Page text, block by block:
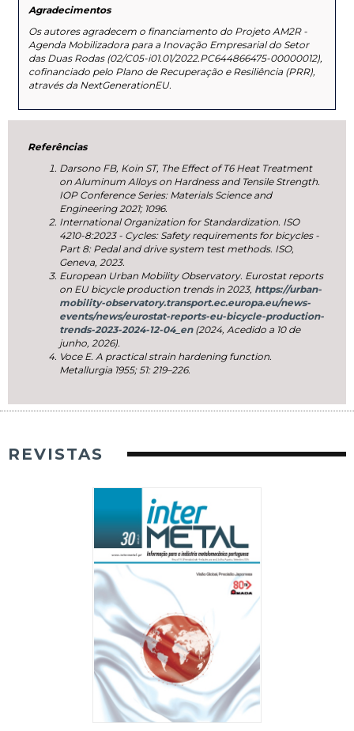
Agradecimentos
Os autores agradecem o financiamento do Projeto AM2R -
Agenda Mobilizadora para a Inovação Empresarial do Setor
das Duas Rodas (02/C05-i01.01/2022.PC644866475-00000012),
cofinanciado pelo Plano de Recuperação e Resiliência (PRR),
através da NextGenerationEU.
Referências
Darsono FB, Koin ST, The Effect of T6 Heat Treatment
on Aluminum Alloys on Hardness and Tensile Strength.
IOP Conference Series: Materials Science and
Engineering 2021; 1096.
International Organization for Standardization. ISO
4210-8:2023 - Cycles: Safety requirements for bicycles -
Part 8: Pedal and drive system test methods. ISO,
Geneva, 2023.
European Urban Mobility Observatory. Eurostat reports
on EU bicycle production trends in 2023, https://urban-
mobility-observatory.transport.ec.europa.eu/news-
events/news/eurostat-reports-eu-bicycle-production-
trends-2023-2024-12-04_en(2024, Acedido a 10 de
junho, 2026).
Voce E. A practical strain hardening function.
Metallurgia 1955; 51: 219–226.
REVISTAS